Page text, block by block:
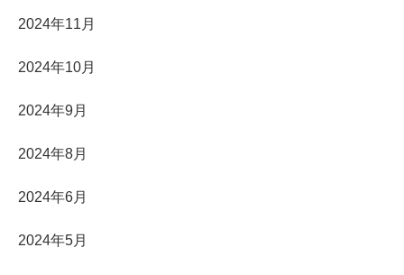
2024年11月
2024年10月
2024年9月
2024年8月
2024年6月
2024年5月